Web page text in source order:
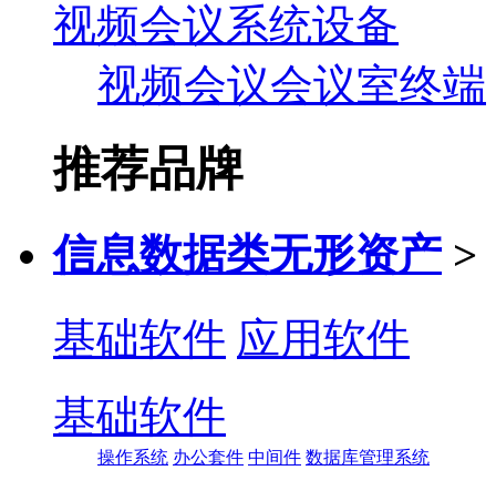
视频会议系统设备
视频会议会议室终端
推荐品牌
信息数据类无形资产 >
基础软件 应用软件
基础软件
操作系统 办公套件 中间件 数据库管理系统